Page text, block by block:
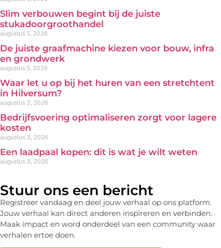
Slim verbouwen begint bij de juiste
stukadoorgroothandel
augustus 5, 2026
De juiste graafmachine kiezen voor bouw, infra
en grondwerk
augustus 5, 2026
Waar let u op bij het huren van een stretchtent
in Hilversum?
augustus 3, 2026
Bedrijfsvoering optimaliseren zorgt voor lagere
kosten
augustus 3, 2026
Een laadpaal kopen: dit is wat je wilt weten
augustus 3, 2026
Stuur ons een bericht
Registreer vandaag en deel jouw verhaal op ons platform.
Jouw verhaal kan direct anderen inspireren en verbinden.
Maak impact en word onderdeel van een community waar
verhalen ertoe doen.